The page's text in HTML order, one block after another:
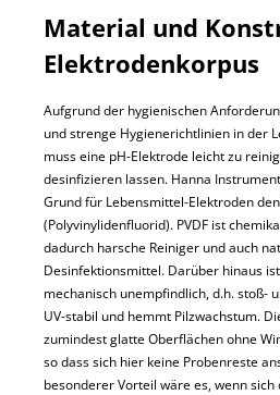
Material und
Elektrodenkorpus
Aufgrund der hygienischen
und strenge Hygienerichtlinien in der
muss eine pH-Elektrode leicht zu
desinfizieren lassen. Hanna
Grund für Lebensmittel-Elektroden
(Polyvinylidenfluorid). PVDF ist
dadurch harsche Reiniger und auch
Desinfektionsmittel. Darüber hinaus
mechanisch unempfindlich, d.h. stoß-
UV-stabil und hemmt Pilzwachstum.
zumindest glatte Oberflächen ohne
so dass sich hier keine Probenreste
besonderer Vorteil wäre es, wenn sich